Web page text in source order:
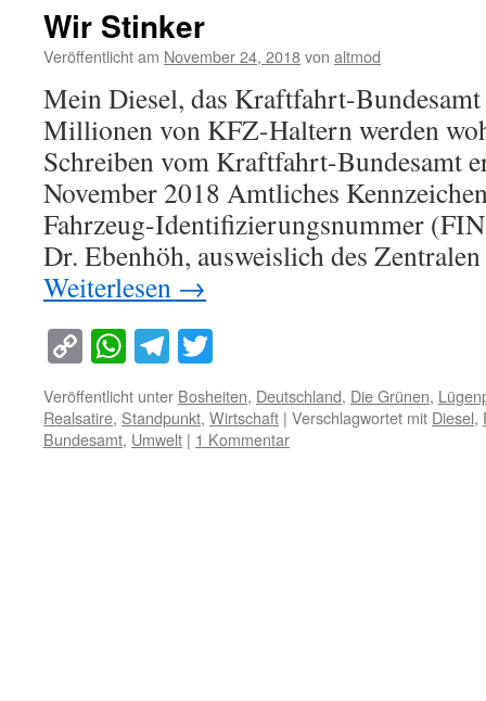
Wir Stinker
Veröffentlicht am November 24, 2018von altmod
Mein Diesel, das Kraftfahrt-
Millionen von KFZ-Haltern werden
Schreiben vom Kraftfahrt-Bundesamt
November 2018 Amtliches
Fahrzeug-Identifizierungsnummer
Dr. Ebenhöh, ausweislich des
Weiterlesen →
Copy
Link
WhatsApp
Telegram
Veröffentlicht unter Bosheiten, Deutschland, Die Grünen,
Realsatire, Standpunkt, Wirtschaft | Verschlagwortet mit Diesel,
Bundesamt, Umwelt | 1 Kommentar